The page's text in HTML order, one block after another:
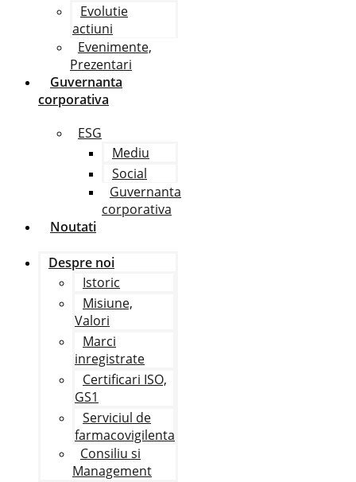
Evolutie
actiuni
Evenimente,
Prezentari
Guvernanta
corporativa
ESG
Mediu
Social
Guvernanta
corporativa
Noutati
Despre noi
Istoric
Misiune,
Valori
Marci
inregistrate
Certificari ISO,
GS1
Serviciul de
farmacovigilenta
Consiliu si
Management